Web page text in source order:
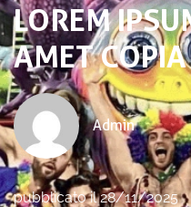
LOREM
AMET
Admin
pubblicato il 28/11/2025